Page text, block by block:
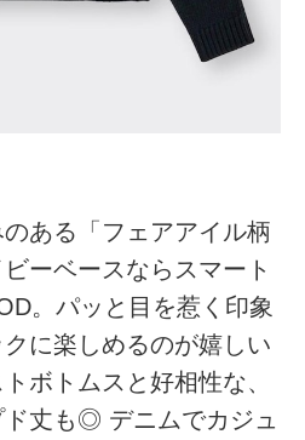
ある「フェアアイル柄
ーベースならスマート
。パッと目を惹く印象
に楽しめるのが嬉しい
ボトムスと好相性な、
ド丈も◎ デニムでカジュ